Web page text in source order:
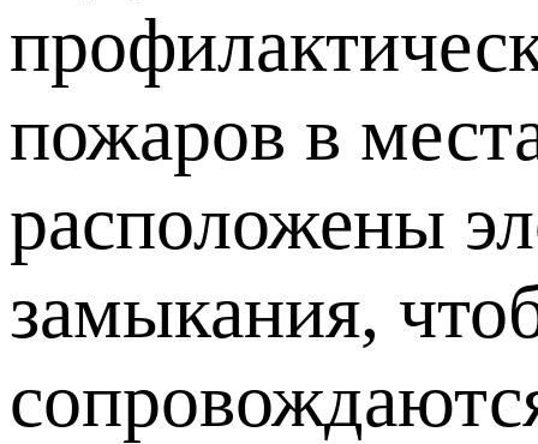
пожаров в
расположены
замыкания,